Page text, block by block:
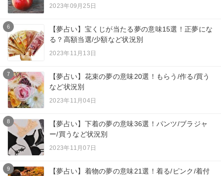
2023年09月25日
6
【夢占い】宝くじが当たる夢の意味15選！正夢にな
る？高額当選/少額など状況別
2023年11月13日
7
【夢占い】花束の夢の意味20選！もらう/作る/買う
など状況別
2023年11月04日
8
【夢占い】下着の夢の意味36選！パンツ/ブラジャ
ー/買うなど状況別
2023年11月07日
9
【夢占い】着物の夢の意味21選！着る/ピンク/着付